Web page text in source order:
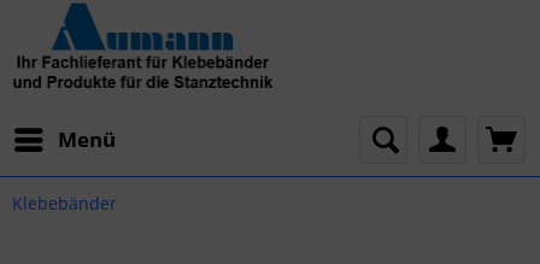
Menü
Klebebänder